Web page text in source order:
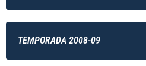
TEMPORADA 2008-09